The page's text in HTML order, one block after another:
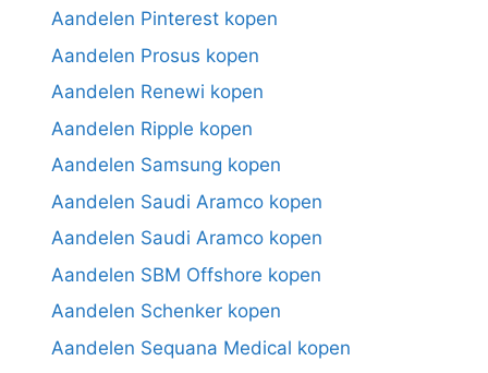
Aandelen Pinterest kopen
Aandelen Prosus kopen
Aandelen Renewi kopen
Aandelen Ripple kopen
Aandelen Samsung kopen
Aandelen Saudi Aramco kopen
Aandelen Saudi Aramco kopen
Aandelen SBM Offshore kopen
Aandelen Schenker kopen
Aandelen Sequana Medical kopen